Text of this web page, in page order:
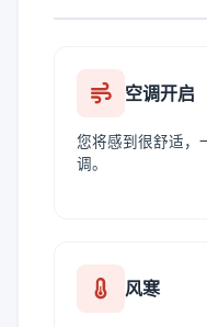
空调开启
您将感到很舒适，
调。
风寒